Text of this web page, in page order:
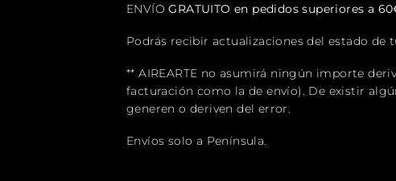
ENVÍO GRATUITO en pedidos superiores a
Podrás recibir actualizaciones del estado
** AIREARTE no asumirá ningún importe
facturación como la de envío). De existir
generen o deriven del error.
Envíos solo a Península.